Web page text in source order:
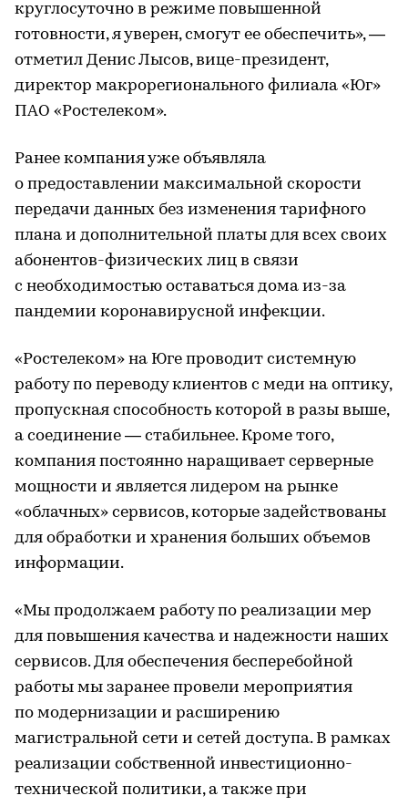
круглосуточно в режиме повышенной
готовности, я уверен, смогут ее обеспечить», —
отметил Денис Лысов, вице-президент,
директор макрорегионального филиала «Юг»
ПАО «Ростелеком».
Ранее компания уже объявляла
о предоставлении максимальной скорости
передачи данных без изменения тарифного
плана и дополнительной платы для всех своих
абонентов-физических лиц в связи
с необходимостью оставаться дома из-за
пандемии коронавирусной инфекции.
«Ростелеком» на Юге проводит системную
работу по переводу клиентов с меди на оптику,
пропускная способность которой в разы выше,
а соединение — стабильнее. Кроме того,
компания постоянно наращивает серверные
мощности и является лидером на рынке
«облачных» сервисов, которые задействованы
для обработки и хранения больших объемов
информации.
«Мы продолжаем работу по реализации мер
для повышения качества и надежности наших
сервисов. Для обеспечения бесперебойной
работы мы заранее провели мероприятия
по модернизации и расширению
магистральной сети и сетей доступа. В рамках
реализации собственной инвестиционно-
технической политики, а также при